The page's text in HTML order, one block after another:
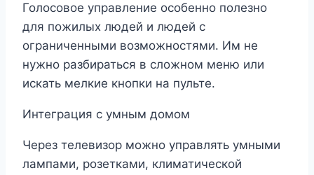
Голосовое управление особенно полезно
для пожилых людей и людей с
ограниченными возможностями. Им не
нужно разбираться в сложном меню или
искать мелкие кнопки на пульте.
Интеграция с умным домом
Через телевизор можно управлять умными
лампами, розетками, климатической